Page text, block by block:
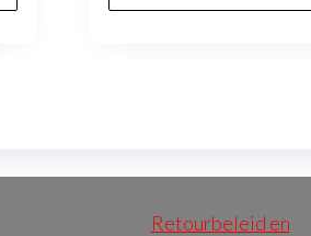
€83.50.
Retourbeleid en